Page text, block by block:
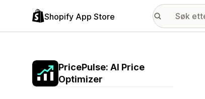
Shopify App Store
PricePulse: AI Price
Optimizer